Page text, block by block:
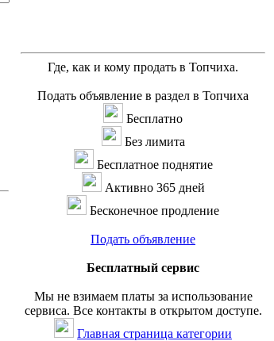
Где, как и кому продать в Топчиха.
Подать объявление в раздел в Топчиха
Бесплатно
Без лимита
Бесплатное поднятие
Активно 365 дней
Бесконечное продление
Подать объявление
Бесплатный сервис
Мы не взимаем платы за использование
сервиса. Все контакты в открытом доступе.
Главная страница категории